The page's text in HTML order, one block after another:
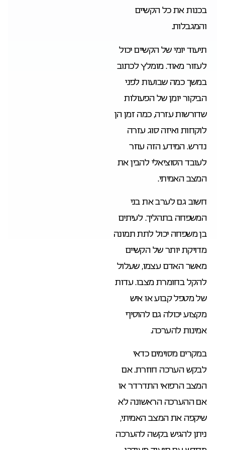
בכנות את כל הקשיים
והמגבלות.
תיעוד יומי של הקשיים יכול
לעזור מאוד. מומלץ לכתוב
במשך כמה שבועות לפני
הביקור יומן של הפעולות
שדורשות עזרה, כמה זמן הן
לוקחות ואיזה סוג עזרה
נדרש. המידע הזה עוזר
לעובד הסוציאלי להבין את
המצב האמיתי.
חשוב גם לערב את בני
המשפחה בתהליך. לעיתים
בן משפחה יכול לתת תמונה
מדויקת יותר של הקשיים
מאשר האדם עצמו, שעלול
להקל בחומרת מצבו. עדות
של מטפל קבוע או איש
מקצוע יכולה גם להוסיף
אמינות להערכה.
במקרים מסוימים כדאי
לבקש הערכה חוזרת. אם
המצב הרפואי התדרדר או
אם ההערכה הראשונה לא
שיקפה את המצב האמיתי,
ניתן להגיש בקשה להערכה